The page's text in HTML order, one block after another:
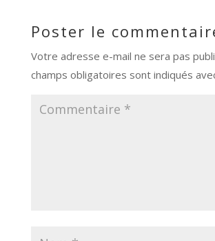
Poster le
Votre adresse e-mail ne sera pas
champs obligatoires sont indiqués